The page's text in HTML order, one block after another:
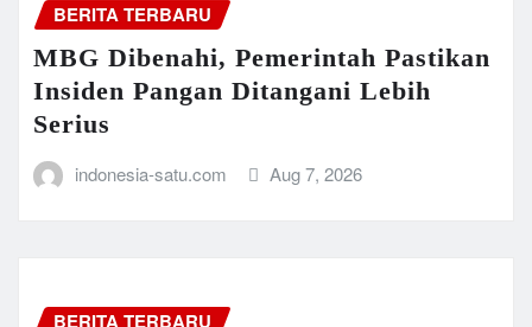
BERITA TERBARU
MBG Dibenahi, Pemerintah Pastikan
Insiden Pangan Ditangani Lebih
Serius
indonesia-satu.com Aug 7, 2026
BERITA TERBARU